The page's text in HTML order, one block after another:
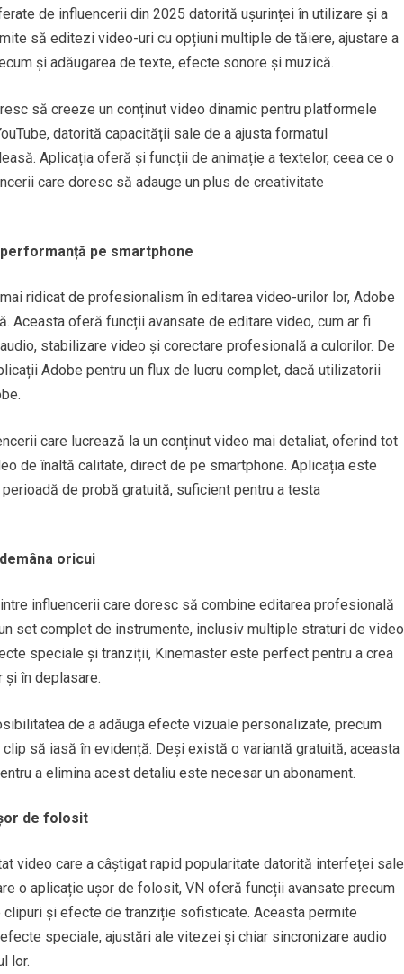
de influencerii din 2025 datorită ușurinței în utilizare și a
să editezi video-uri cu opțiuni multiple de tăiere, ajustare a
și adăugarea de texte, efecte sonore și muzică.
să creeze un conținut video dinamic pentru platformele
datorită capacității sale de a ajusta formatul
Aplicația oferă și funcții de animație a textelor, ceea ce o
care doresc să adauge un plus de creativitate
pe smartphone
ridicat de profesionalism în editarea video-urilor lor, Adobe
Aceasta oferă funcții avansate de editare video, cum ar fi
stabilizare video și corectare profesională a culorilor. De
Adobe pentru un flux de lucru complet, dacă utilizatorii
care lucrează la un conținut video mai detaliat, oferind tot
de înaltă calitate, direct de pe smartphone. Aplicația este
de probă gratuită, suficient pentru a testa
oricui
influencerii care doresc să combine editarea profesională
set complet de instrumente, inclusiv multiple straturi de video
speciale și tranziții, Kinemaster este perfect pentru a crea
și în deplasare.
de a adăuga efecte vizuale personalizate, precum
să iasă în evidență. Deși există o variantă gratuită, aceasta
a elimina acest detaliu este necesar un abonament.
de folosit
video care a câștigat rapid popularitate datorită interfeței sale
o aplicație ușor de folosit, VN oferă funcții avansate precum
și efecte de tranziție sofisticate. Aceasta permite
speciale, ajustări ale vitezei și chiar sincronizare audio
lor.